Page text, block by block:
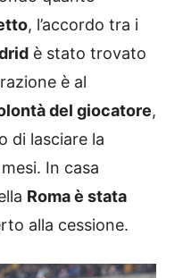
, l’accordo tra i
è stato trovato
è al
del giocatore,
di lasciare la
In casa
Roma è stata
alla cessione.